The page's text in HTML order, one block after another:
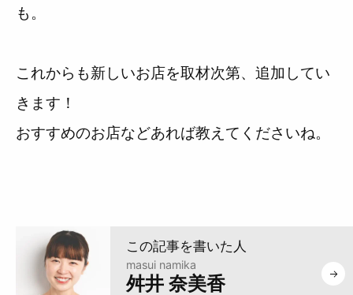
も。
これからも新しいお店を取材次第、追加してい
きます！
おすすめのお店などあれば教えてくださいね。
masui namika
舛井 奈美香